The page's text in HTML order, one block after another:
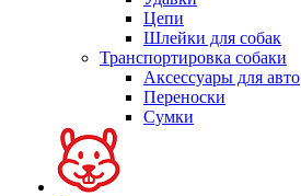
Цепи
Шлейки для собак
Транспортировка собаки
Аксессуары для авто
Переноски
Сумки